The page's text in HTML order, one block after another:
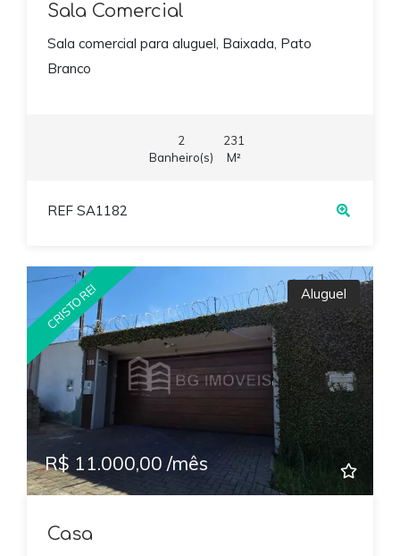
Sala Comercial
Sala comercial para aluguel, Baixada, Pato
Branco
2
Banheiro(s)
231
M²
REF SA1182
CRISTO REI Aluguel
R$ 11.000,00 /mês
Casa